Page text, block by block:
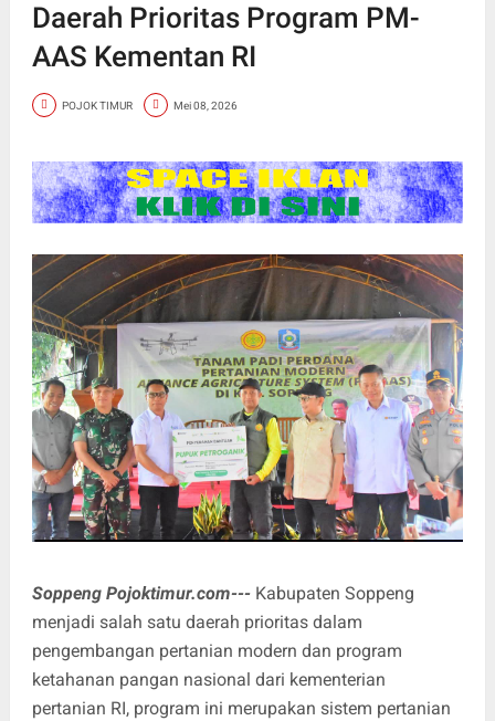
Daerah Prioritas Program PM-
AAS Kementan RI
POJOK TIMUR Mei 08, 2026
Soppeng Pojoktimur.com---Kabupaten Soppeng
menjadi salah satu daerah prioritas dalam
pengembangan pertanian modern dan program
ketahanan pangan nasional dari kementerian
pertanian RI, program ini merupakan sistem pertanian